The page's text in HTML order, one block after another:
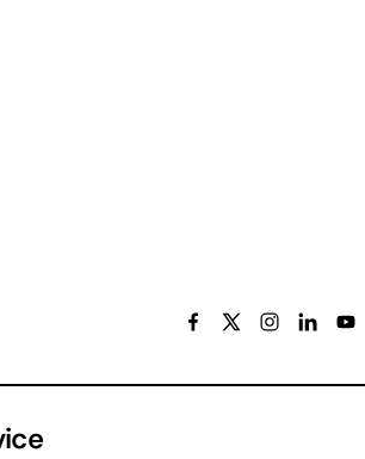
og kontaktoplysninger